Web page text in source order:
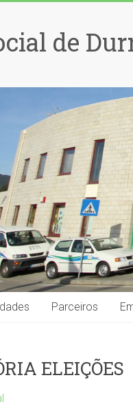
de
Parceiros
ELEIÇÕES